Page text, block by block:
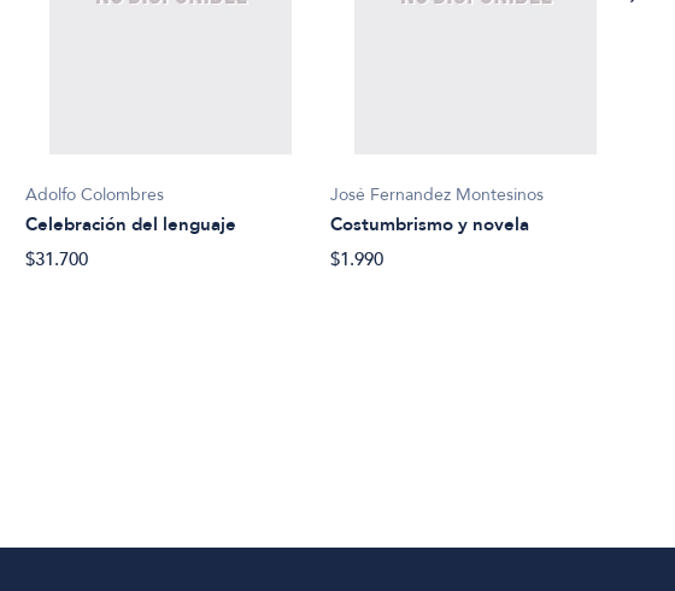
Adolfo Colombres
Celebración del lenguaje
$31.700
José Fernandez Montesinos
Costumbrismo y novela
$1.990